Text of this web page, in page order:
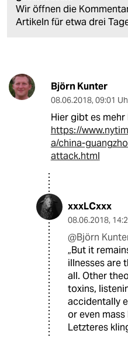
Wir öffnen die
Artikeln für etwa drei
Björn Kunter
08.06.2018, 09:01
Hier gibt es mehr
https://
a/china-
attack.html
xxxLCxxx
08.06.2018,
@Björn
„But it
illnesses are
all. Other
toxins,
accidentally
or even mass
Letzteres